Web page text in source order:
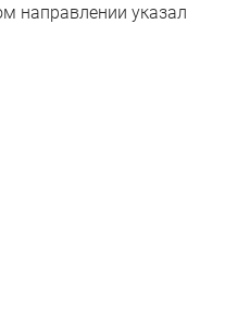
направлении указал
которые появятся
а зря